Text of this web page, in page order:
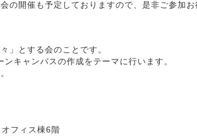
の開催も予定しておりますので、是非ご参加お
」とする会のことです。
キャンバスの作成をテーマに行います。
フィス棟6階